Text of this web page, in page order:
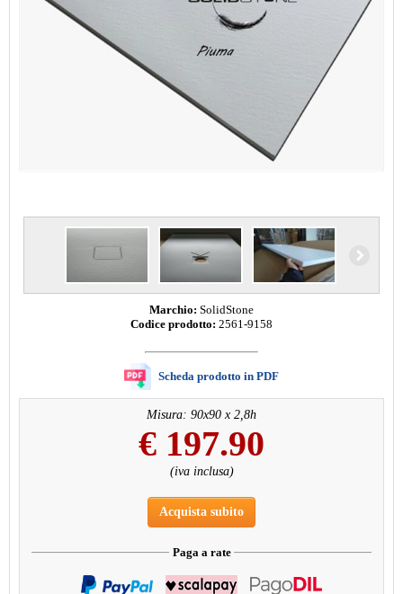
Marchio: SolidStone
Codice prodotto: 2561-9158
Scheda prodotto in PDF
Misura: 90x90 x 2,8h
€ 197.90
(iva inclusa)
Acquista subito
Paga a rate